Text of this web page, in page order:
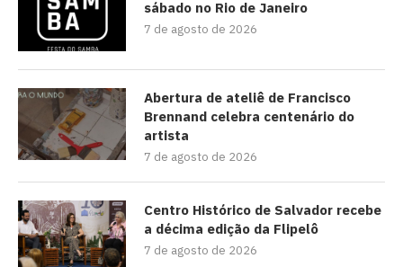
sábado no Rio de Janeiro
7 de agosto de 2026
Abertura de ateliê de Francisco
Brennand celebra centenário do
artista
7 de agosto de 2026
Centro Histórico de Salvador recebe
a décima edição da Flipelô
7 de agosto de 2026